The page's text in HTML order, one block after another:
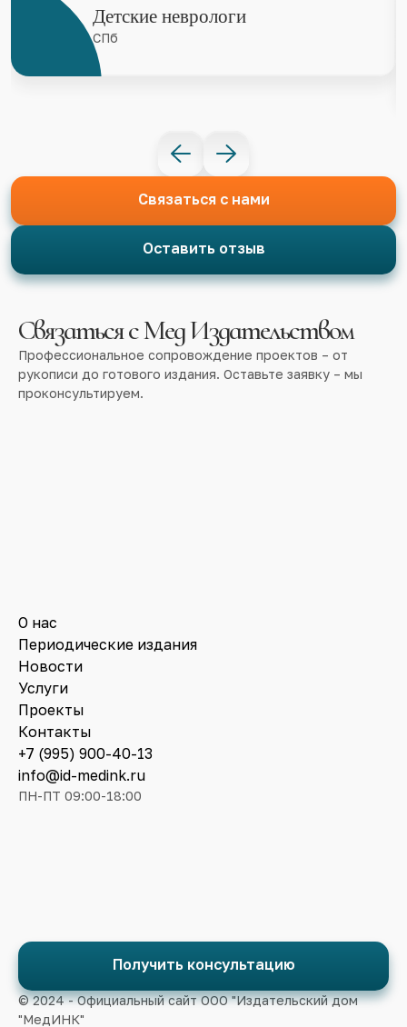
Связаться с нами
Оставить отзыв
Детские неврологи
СПб
Связаться с Мед Издательством
Профессиональное сопровождение проектов – от
рукописи до готового издания. Оставьте заявку – мы
проконсультируем.
О нас
Периодические издания
Новости
Услуги
Проекты
Контакты
+7 (995) 900-40-13
info@id-medink.ru
ПН-ПТ 09:00-18:00
Получить консультацию
© 2024 - Официальный сайт ООО "Издательский дом
"МедИНК"